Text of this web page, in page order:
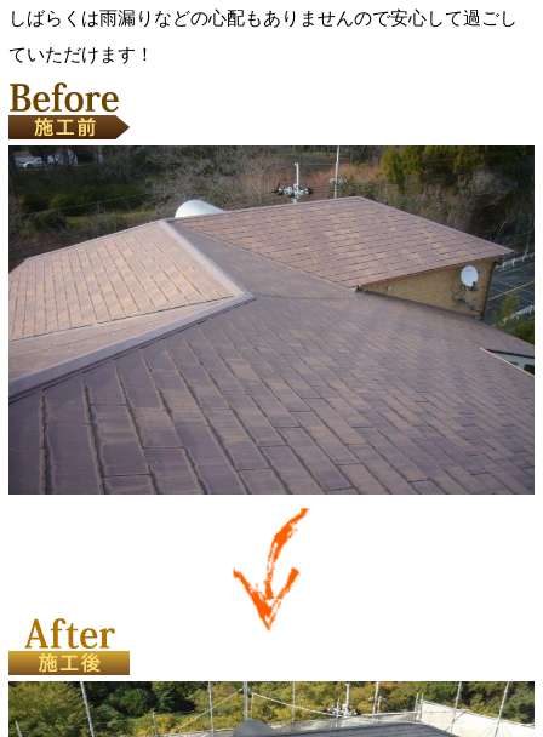
しばらくは雨漏りなどの心配もありませんので安心して過ごし
ていただけます！